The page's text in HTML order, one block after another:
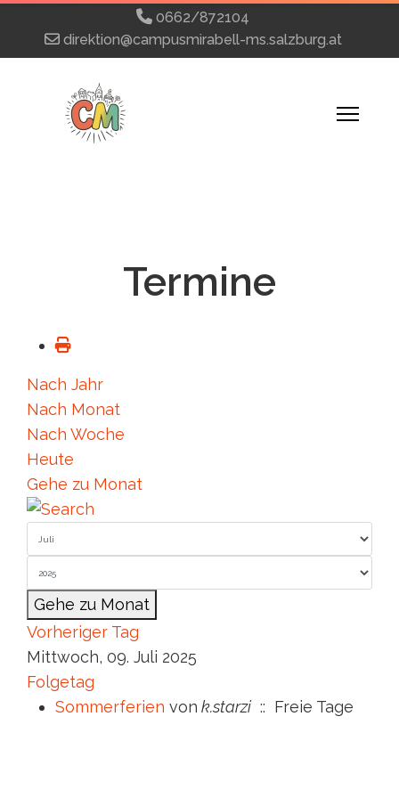
0662/872104
direktion@campusmirabell-ms.salzburg.at
Termine
Nach Jahr
Nach Monat
Nach Woche
Heute
Gehe zu Monat
Gehe zu Monat
Vorheriger Tag
Mittwoch, 09. Juli 2025
Folgetag
Sommerferien von k.starzi :: Freie Tage